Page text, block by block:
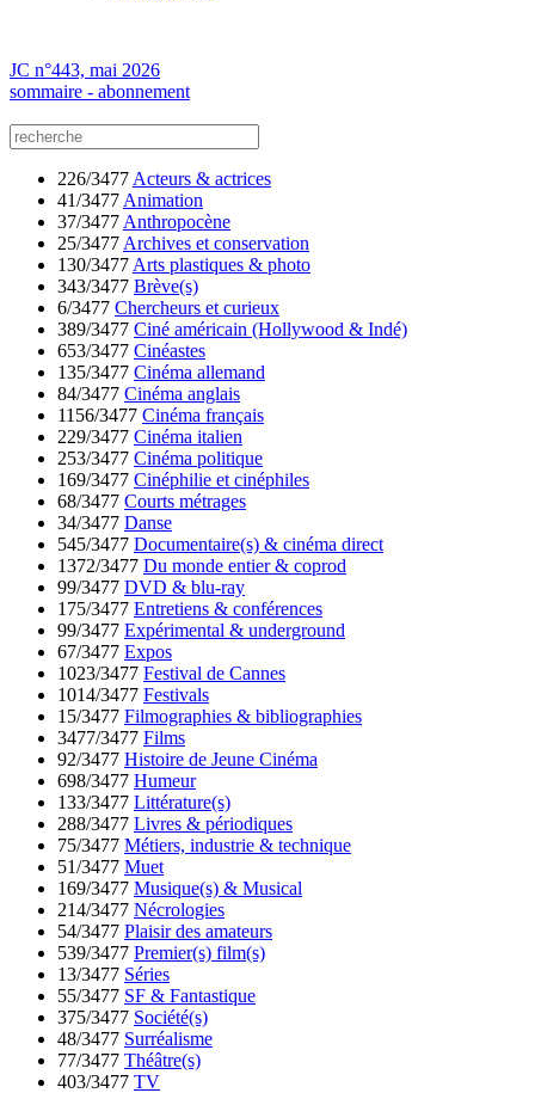
JC n°443, mai 2026
sommaire - abonnement
226/3477 Acteurs & actrices
41/3477 Animation
37/3477 Anthropocène
25/3477 Archives et conservation
130/3477 Arts plastiques & photo
343/3477 Brève(s)
6/3477 Chercheurs et curieux
389/3477 Ciné américain (Hollywood & Indé)
653/3477 Cinéastes
135/3477 Cinéma allemand
84/3477 Cinéma anglais
1156/3477 Cinéma français
229/3477 Cinéma italien
253/3477 Cinéma politique
169/3477 Cinéphilie et cinéphiles
68/3477 Courts métrages
34/3477 Danse
545/3477 Documentaire(s) & cinéma direct
1372/3477 Du monde entier & coprod
99/3477 DVD & blu-ray
175/3477 Entretiens & conférences
99/3477 Expérimental & underground
67/3477 Expos
1023/3477 Festival de Cannes
1014/3477 Festivals
15/3477 Filmographies & bibliographies
3477/3477 Films
92/3477 Histoire de Jeune Cinéma
698/3477 Humeur
133/3477 Littérature(s)
288/3477 Livres & périodiques
75/3477 Métiers, industrie & technique
51/3477 Muet
169/3477 Musique(s) & Musical
214/3477 Nécrologies
54/3477 Plaisir des amateurs
539/3477 Premier(s) film(s)
13/3477 Séries
55/3477 SF & Fantastique
375/3477 Société(s)
48/3477 Surréalisme
77/3477 Théâtre(s)
403/3477 TV